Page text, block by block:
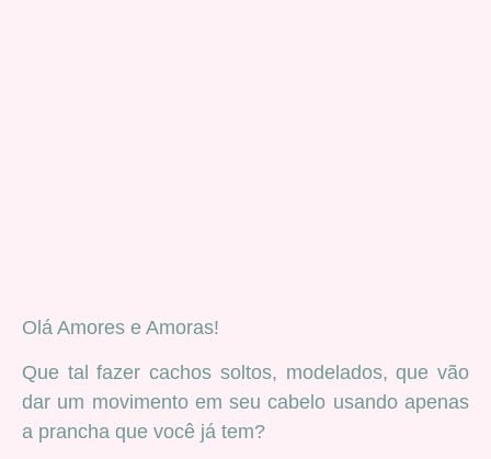
Olá Amores e Amoras!
Que tal fazer cachos soltos, modelados, que vão
dar um movimento em seu cabelo usando apenas
a prancha que você já tem?